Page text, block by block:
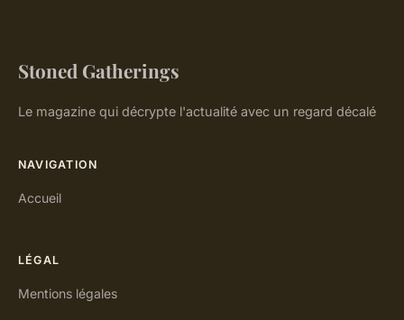
Stoned Gatherings
Le magazine qui décrypte l'actualité avec un regard décalé
NAVIGATION
Accueil
LÉGAL
Mentions légales